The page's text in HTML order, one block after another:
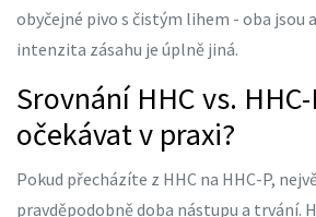
obyčejné pivo s čistým lihem - oba jsou
intenzita zásahu je úplně jiná.
Srovnání HHC vs. HHC-
očekávat v praxi?
Pokud přecházíte z HHC na HHC-P,
pravděpodobně doba nástupu a trvání.